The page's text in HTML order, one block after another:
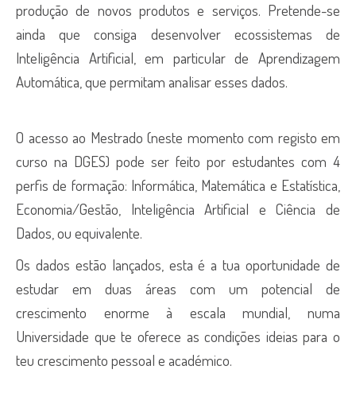
produção de novos produtos e serviços. Pretende-se
ainda que consiga desenvolver ecossistemas de
Inteligência Artificial, em particular de Aprendizagem
Automática, que permitam analisar esses dados.
O acesso ao Mestrado (neste momento com registo em
curso na DGES) pode ser feito por estudantes com 4
perfis de formação: Informática, Matemática e Estatística,
Economia/Gestão, Inteligência Artificial e Ciência de
Dados, ou equivalente.
Os dados estão lançados, esta é a tua oportunidade de
estudar em duas áreas com um potencial de
crescimento enorme à escala mundial, numa
Universidade que te oferece as condições ideias para o
teu crescimento pessoal e académico.